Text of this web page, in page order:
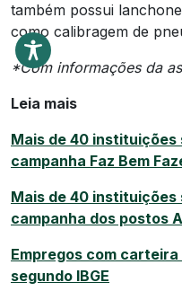
também possui
como calibragem de
*Com informações da
Leia mais
Mais de 40
campanha Faz Bem
Mais de 40
campanha dos postos
Empregos com
segundo IBGE